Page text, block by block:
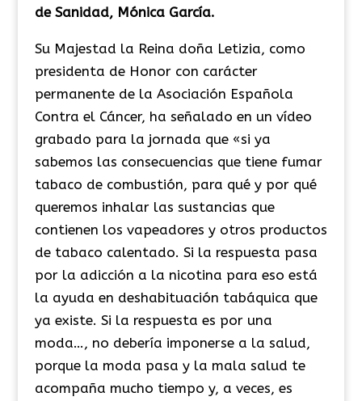
de Sanidad, Mónica García.
Su Majestad la Reina doña Letizia, como
presidenta de Honor con carácter
permanente de la Asociación Española
Contra el Cáncer, ha señalado en un vídeo
grabado para la jornada que «si ya
sabemos las consecuencias que tiene fumar
tabaco de combustión, para qué y por qué
queremos inhalar las sustancias que
contienen los vapeadores y otros productos
de tabaco calentado. Si la respuesta pasa
por la adicción a la nicotina para eso está
la ayuda en deshabituación tabáquica que
ya existe. Si la respuesta es por una
moda…, no debería imponerse a la salud,
porque la moda pasa y la mala salud te
acompaña mucho tiempo y, a veces, es